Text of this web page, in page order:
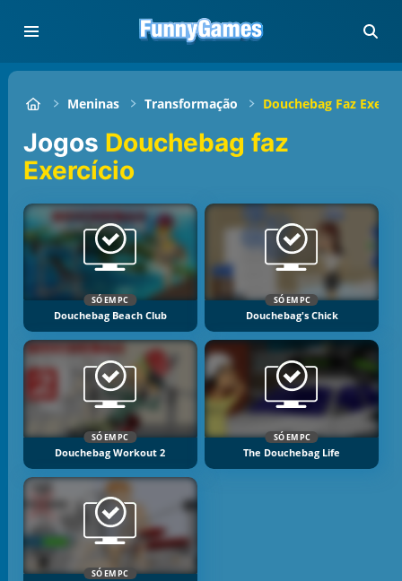
Meninas Transformação Douchebag Faz
Jogos Douchebag faz
Exercício
SÓ EM PC
Douchebag Beach Club
SÓ EM PC
Douchebag's Chick
SÓ EM PC
Douchebag Workout 2
SÓ EM PC
The Douchebag Life
SÓ EM PC